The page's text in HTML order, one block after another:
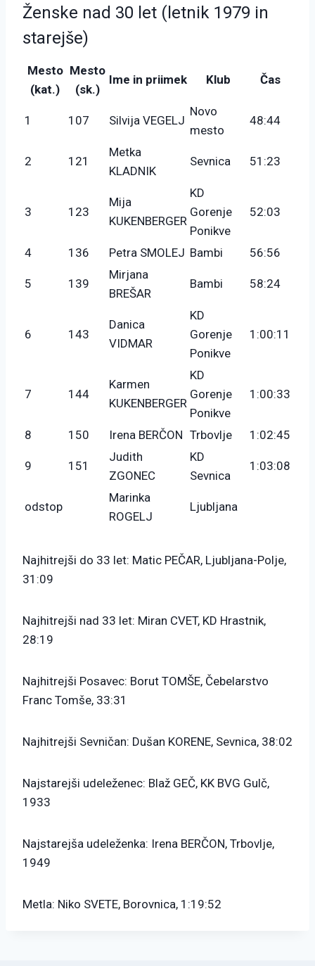
Ženske nad 30 let (letnik 1979 in
starejše)
Mesto
(kat.)
Mesto
(sk.)
Ime in priimek Klub Čas
1 107 Silvija VEGELJ
Novo
mesto
48:44
2 121
Metka
KLADNIK
Sevnica 51:23
3 123
Mija
KUKENBERGER
KD
Gorenje
Ponikve
52:03
4 136 Petra SMOLEJ Bambi 56:56
5 139
Mirjana
BREŠAR
Bambi 58:24
6 143
Danica
VIDMAR
KD
Gorenje
Ponikve
1:00:11
7 144
Karmen
KUKENBERGER
KD
Gorenje
Ponikve
1:00:33
8 150 Irena BERČON Trbovlje 1:02:45
9 151
Judith
ZGONEC
KD
Sevnica
1:03:08
odstop
Marinka
ROGELJ
Ljubljana
Najhitrejši do 33 let: Matic PEČAR, Ljubljana-Polje,
31:09
Najhitrejši nad 33 let: Miran CVET, KD Hrastnik,
28:19
Najhitrejši Posavec: Borut TOMŠE, Čebelarstvo
Franc Tomše, 33:31
Najhitrejši Sevničan: Dušan KORENE, Sevnica, 38:02
Najstarejši udeleženec: Blaž GEČ, KK BVG Gulč,
1933
Najstarejša udeleženka: Irena BERČON, Trbovlje,
1949
Metla: Niko SVETE, Borovnica, 1:19:52